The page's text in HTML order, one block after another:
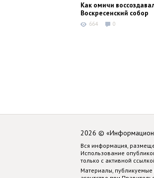
Как омичи
Воскресенский собор
664 0
2026 ©
Вся информация,
Использование
только с активной
Материалы,